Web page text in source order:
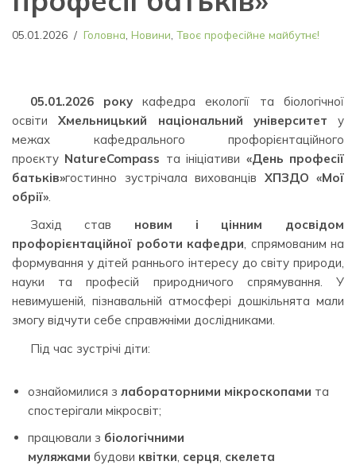
05.01.2026 Головна Новини Твоє професійне майбутнє!
05.01.2026 рокукафедра екології та біологічної
освітиХмельницький національний університет у
межах кафедрального профорієнтаційного
проєкту NatureCompass та ініціативи «День професії
батьків»гостинно зустрічала вихованців ХПЗДО «Мої
обрії».
Захід став новим і цінним досвідом
профорієнтаційної роботи кафедри, спрямованим на
формування у дітей раннього інтересу до світу природи,
науки та професій природничого спрямування. У
невимушеній, пізнавальній атмосфері дошкільнята мали
змогу відчути себе справжніми дослідниками.
Під час зустрічі діти:
ознайомилися з лабораторними мікроскопами та
спостерігали мікросвіт;
працювали з біологічними
муляжами будови квітки серця скелета